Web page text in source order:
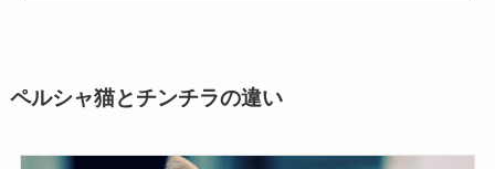
ペルシャ猫とチンチラの違い